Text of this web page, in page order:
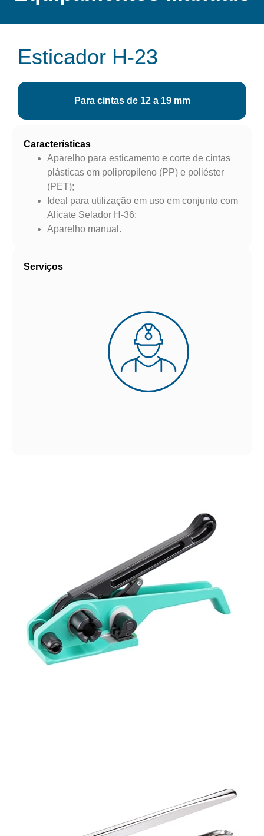
Esticador H-23
Para cintas de 12 a 19 mm
Características
Aparelho para esticamento e corte de cintas
plásticas em polipropileno (PP) e poliéster
(PET);
Ideal para utilização em uso em conjunto com
Alicate Selador H-36;
Aparelho manual.
Serviços